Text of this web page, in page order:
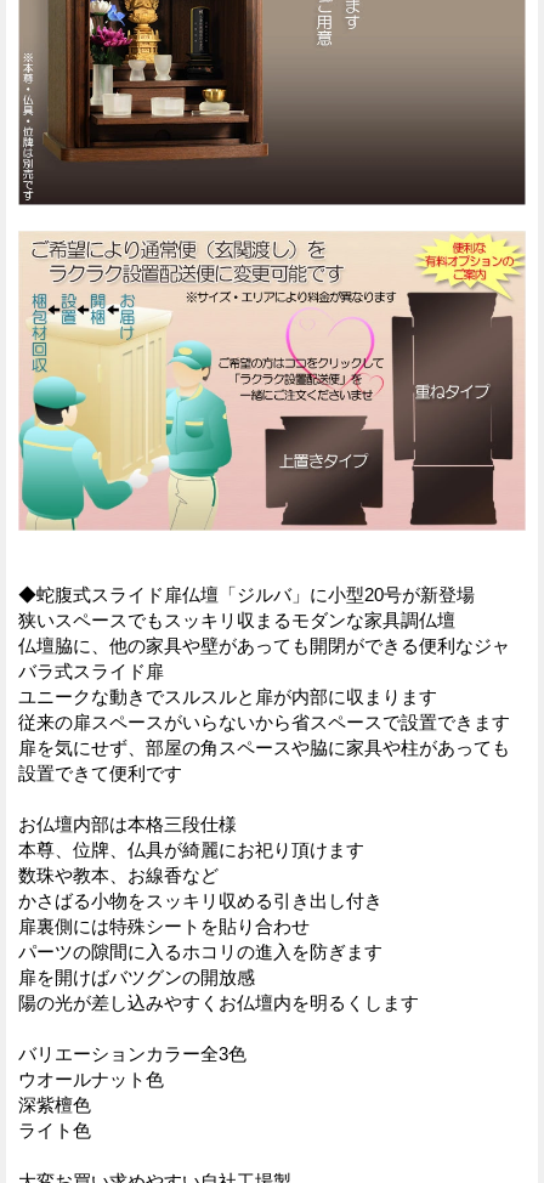
◆蛇腹式スライド扉仏壇「ジルバ」に小型20号が新登場
狭いスペースでもスッキリ収まるモダンな家具調仏壇
仏壇脇に、他の家具や壁があっても開閉ができる便利なジャ
バラ式スライド扉
ユニークな動きでスルスルと扉が内部に収まります
従来の扉スペースがいらないから省スペースで設置できます
扉を気にせず、部屋の角スペースや脇に家具や柱があっても
設置できて便利です
お仏壇内部は本格三段仕様
本尊、位牌、仏具が綺麗にお祀り頂けます
数珠や教本、お線香など
かさばる小物をスッキリ収める引き出し付き
扉裏側には特殊シートを貼り合わせ
パーツの隙間に入るホコリの進入を防ぎます
扉を開けばバツグンの開放感
陽の光が差し込みやすくお仏壇内を明るくします
バリエーションカラー全3色
ウオールナット色
深紫檀色
ライト色